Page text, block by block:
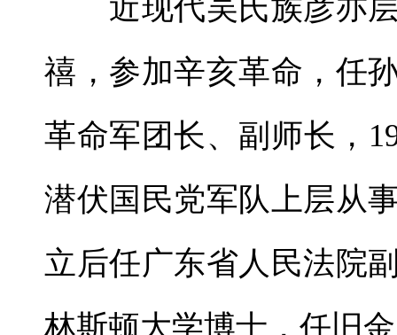
近现代吴氏族彦亦层
禧，参加辛亥革命，任
革命军团长、副师长，
潜伏国民党军队上层从
立后任广东省人民法院
林斯顿大学博士，任旧